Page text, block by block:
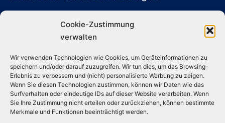
Cookie-Zustimmung
verwalten
Wir verwenden Technologien wie Cookies, um Geräteinformationen zu
speichern und/oder darauf zuzugreifen. Wir tun dies, um das Browsing-
Erlebnis zu verbessern und (nicht) personalisierte Werbung zu zeigen.
Wenn Sie diesen Technologien zustimmen, können wir Daten wie das
Surfverhalten oder eindeutige IDs auf dieser Website verarbeiten. Wenn
Sie Ihre Zustimmung nicht erteilen oder zurückziehen, können bestimmte
Merkmale und Funktionen beeinträchtigt werden.
ABONNIEREN
Folge uns auf Social Media